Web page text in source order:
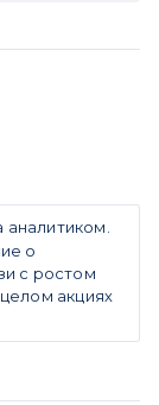
аналитиком.
о
с ростом
акциях